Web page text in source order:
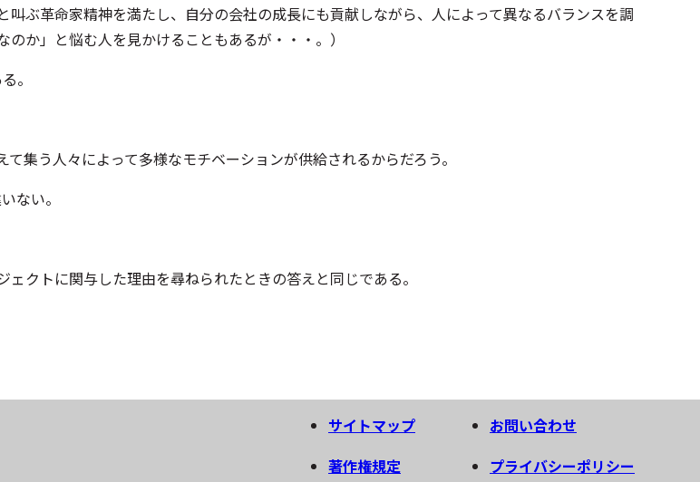
ぶ革命家精神を満たし、自分の会社の成長にも貢献しながら、人によって異なるバランスを調
か」と悩む人を見かけることもあるが・・・。）
。
集う人々によって多様なモチベーションが供給されるからだろう。
ない。
クトに関与した理由を尋ねられたときの答えと同じである。
サイトマップ
お問い合わせ
著作権規定
プライバシーポリシー